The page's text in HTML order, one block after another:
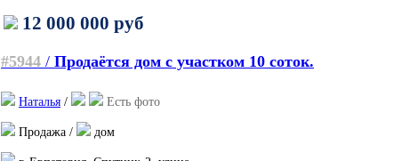
12 000 000 руб
#5944 / Продаётся дом с участком 10 соток.
Наталья / Есть фото
Продажа / дом